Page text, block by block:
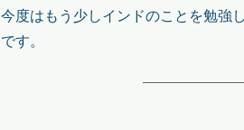
今度はもう少しインドのことを勉強
です。